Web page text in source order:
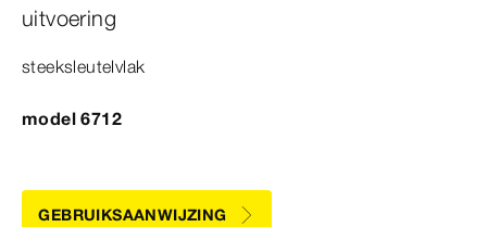
uitvoering
steeksleutelvlak
model 6712
GEBRUIKSAANWIJZING